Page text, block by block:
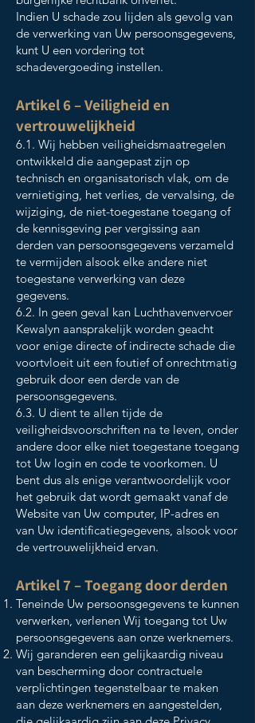
Indien U schade zou lijden als gevolg van
de verwerking van Uw persoonsgegevens,
kunt U een vordering tot
schadevergoeding instellen.
Artikel 6 – Veiligheid en
vertrouwelijkheid
6.1. Wij hebben veiligheidsmaatregelen
ontwikkeld die aangepast zijn op
technisch en organisatorisch vlak, om de
vernietiging, het verlies, de vervalsing, de
wijziging, de niet-toegestane toegang of
de kennisgeving per vergissing aan
derden van persoonsgegevens verzameld
te vermijden alsook elke andere niet
toegestane verwerking van deze
gegevens.
6.2. In geen geval kan Luchthavenvervoer
Kewalyn aansprakelijk worden geacht
voor enige directe of indirecte schade die
voortvloeit uit een foutief of onrechtmatig
gebruik door een derde van de
persoonsgegevens.
6.3. U dient te allen tijde de
veiligheidsvoorschriften na te leven, onder
andere door elke niet toegestane toegang
tot Uw login en code te voorkomen. U
bent dus als enige verantwoordelijk voor
het gebruik dat wordt gemaakt vanaf de
Website van Uw computer, IP-adres en
van Uw identificatiegegevens, alsook voor
de vertrouwelijkheid ervan.
Artikel 7 – Toegang door derden
Teneinde Uw persoonsgegevens te kunnen
verwerken, verlenen Wij toegang tot Uw
persoonsgegevens aan onze werknemers.
Wij garanderen een gelijkaardig niveau
van bescherming door contractuele
verplichtingen tegenstelbaar te maken
aan deze werknemers en aangestelden,